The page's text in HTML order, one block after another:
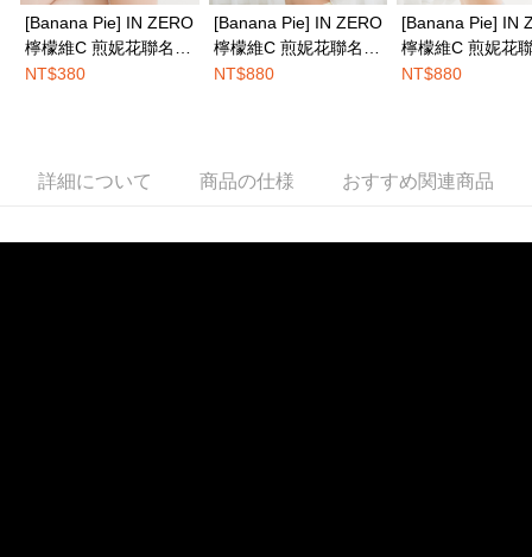
ます。当サービスご利用の際に提供しなければならない個人情報（注文者
の氏名、電話番号、受取人の氏名、電話番号、受取人住所を含むがこれに
限らない）は、AFTEEに渡され当サービスで必要な範囲内で利用されま
す。AFTEEの個人情報の収集、処理、利用について、詳細はAFTEE公式ホ
ります。支払い期限を過ぎた場合、その金額に基づいて年利20%の遅延滞
[Banana Pie] IN ZERO
檸檬維C 煎妮花聯名中
腰平口內褲-蜜杏暖膚
NT$380
[Banana Pie] IN ZERO
檸檬維C 煎妮花聯名內
衣-輕甜檸黃
NT$880
[Banana Pie] IN
檸檬維C 煎妮花
衣-霜藍柚沁
NT$880
詳細について 商品の仕様 おすすめ関連商品